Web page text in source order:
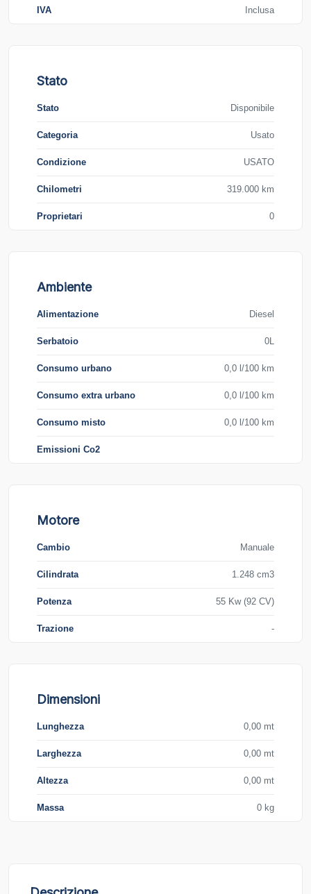
IVA Inclusa
Stato
Stato Disponibile
Categoria Usato
Condizione USATO
Chilometri 319.000 km
Proprietari 0
Ambiente
Alimentazione Diesel
Serbatoio 0L
Consumo urbano 0,0 l/100 km
Consumo extra urbano 0,0 l/100 km
Consumo misto 0,0 l/100 km
Emissioni Co2
Motore
Cambio Manuale
Cilindrata 1.248 cm3
Potenza 55 Kw (92 CV)
Trazione -
Dimensioni
Lunghezza 0,00 mt
Larghezza 0,00 mt
Altezza 0,00 mt
Massa 0 kg